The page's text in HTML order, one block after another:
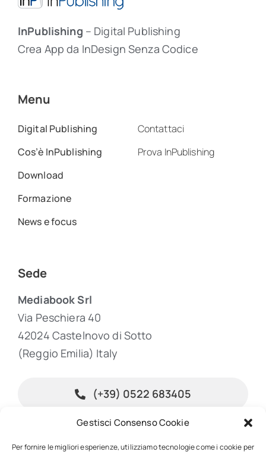
Gestisci Consenso Cookie
Per fornire le migliori esperienze, utilizziamo tecnologie come i cookie per
InPublishing – Digital Publishing
Crea App da InDesign Senza Codice
Menu
Digital Publishing
Cos’è InPublishing
Download
Formazione
News e focus
Contattaci
Prova InPublishing
Sede
Mediabook Srl
Via Peschiera 40
42024 Castelnovo di Sotto
(Reggio Emilia) Italy
(+39) 0522 683405